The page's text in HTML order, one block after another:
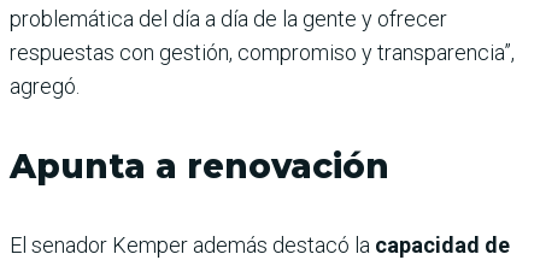
problemática del día a día de la gente y ofrecer
respuestas con gestión, compromiso y transparencia”,
agregó.
Apunta a renovación
El senador Kemper además destacó la capacidad de